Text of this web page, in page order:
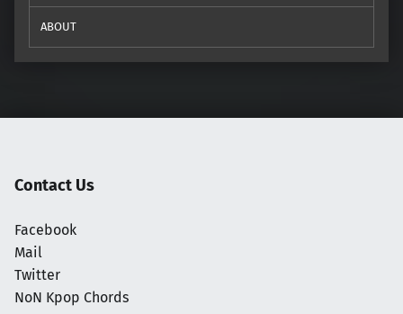
ABOUT
Contact Us
Facebook
Mail
Twitter
NoN Kpop Chords